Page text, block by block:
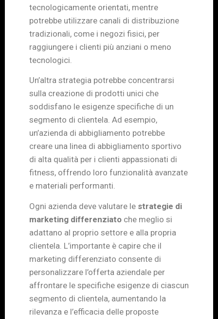
tecnologicamente orientati, mentre
potrebbe utilizzare canali di distribuzione
tradizionali, come i negozi fisici, per
raggiungere i clienti più anziani o meno
tecnologici.
Un’altra strategia potrebbe concentrarsi
sulla creazione di prodotti unici che
soddisfano le esigenze specifiche di un
segmento di clientela. Ad esempio,
un’azienda di abbigliamento potrebbe
creare una linea di abbigliamento sportivo
di alta qualità per i clienti appassionati di
fitness, offrendo loro funzionalità avanzate
e materiali performanti.
Ogni azienda deve valutare le strategie di
marketing differenziato che meglio si
adattano al proprio settore e alla propria
clientela. L’importante è capire che il
marketing differenziato consente di
personalizzare l’offerta aziendale per
affrontare le specifiche esigenze di ciascun
segmento di clientela, aumentando la
rilevanza e l’efficacia delle proposte